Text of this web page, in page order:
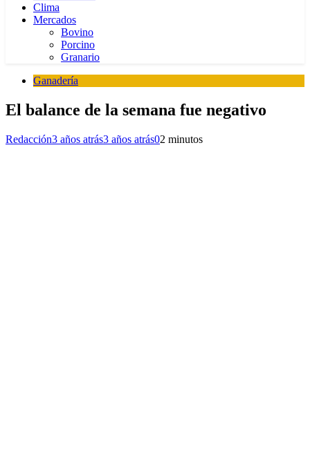
Clima
Mercados
Bovino
Porcino
Granario
Ganadería
El balance de la semana fue negativo
Redacción3 años atrás3 años atrás02 minutos